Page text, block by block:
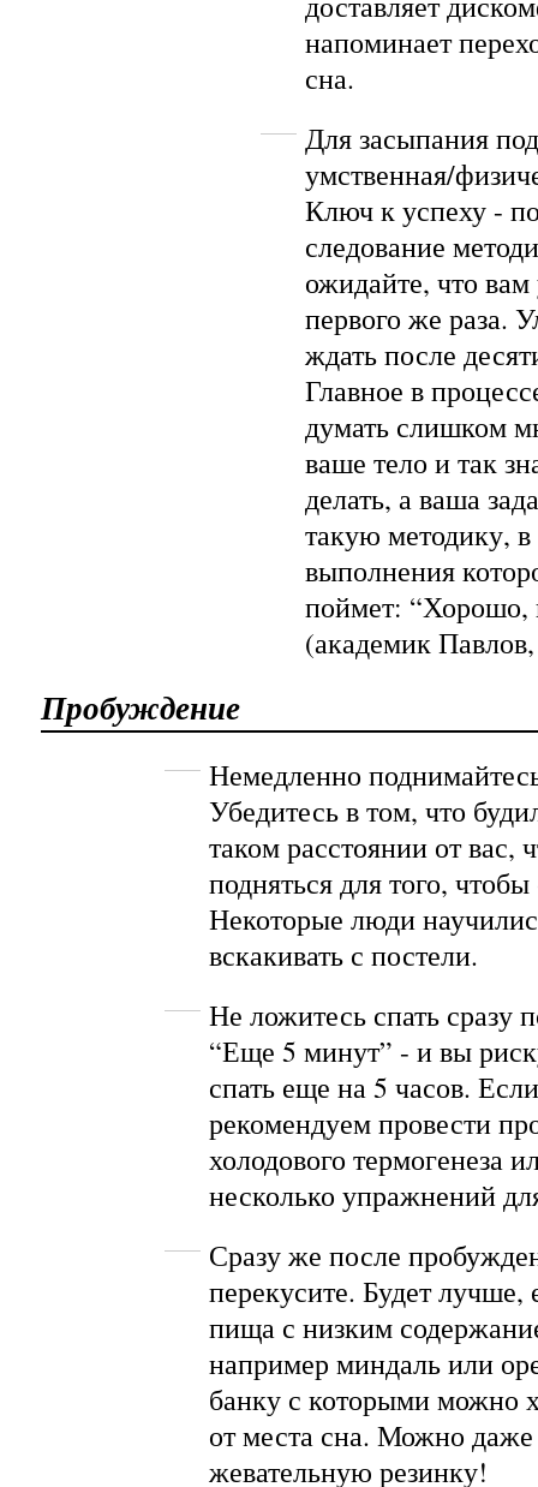
напоминает
сна.
Для засыпания
умственная/
Ключ к успеху -
следование
ожидайте, что вам
первого же раза.
ждать после
Главное в
думать слишком
ваше тело и так
делать, а ваша
такую методику,
выполнения
поймет: “Хорошо,
(академик
Пробуждение
Немедленно
Убедитесь в том, что
таком расстоянии от вас,
подняться для того,
Некоторые люди
вскакивать с постели.
Не ложитесь спать сразу
“Еще 5 минут” - и вы
спать еще на 5 часов.
рекомендуем провести
холодового термогенеза
несколько упражнений
Сразу же после
перекусите. Будет лучше,
пища с низким
например миндаль или
банку с которыми можно
от места сна. Можно даже
жевательную резинку!